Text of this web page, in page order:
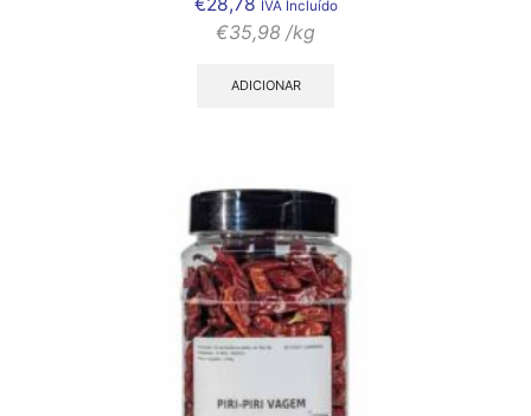
IVA Incluído
€35,98 /kg
ADICIONAR